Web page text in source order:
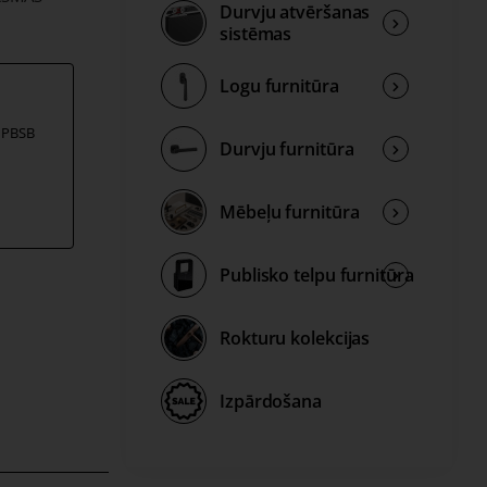
un
lieliski
pirms
mm
Durvju atvēršanas
sistēmas
Logu furnitūra
Durvju furnitūra
Mēbeļu furnitūra
Publisko telpu furnitūra
Rokturu kolekcijas
Izpārdošana